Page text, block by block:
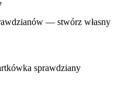
— stwórz własny
sprawdziany